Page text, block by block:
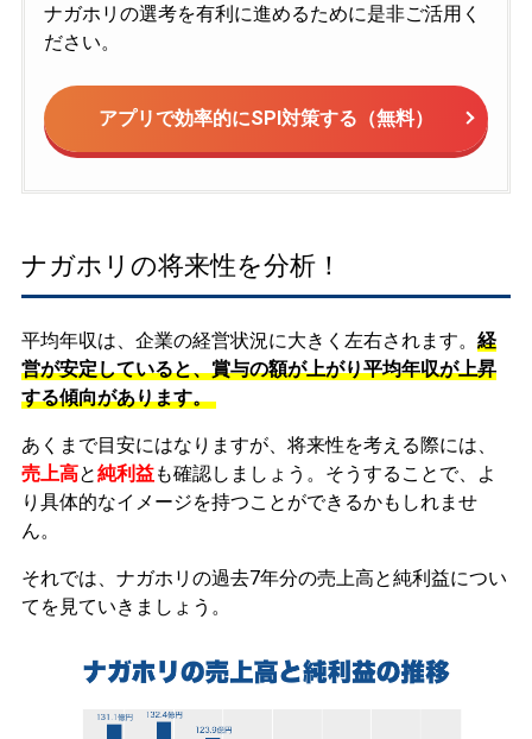
ナガホリの選考を有利に進めるために是非ご活用く
ださい。
アプリで効率的にSPI対策する（無料）
ナガホリの将来性を分析！
平均年収は、企業の経営状況に大きく左右されます。 経
営が安定していると、賞与の額が上がり平均年収が上昇
する傾向があります。
あくまで目安にはなりますが、将来性を考える際には、
売上高と純利益も確認しましょう。そうすることで、よ
り具体的なイメージを持つことができるかもしれませ
ん。
それでは、ナガホリの過去7年分の売上高と純利益につい
てを見ていきましょう。